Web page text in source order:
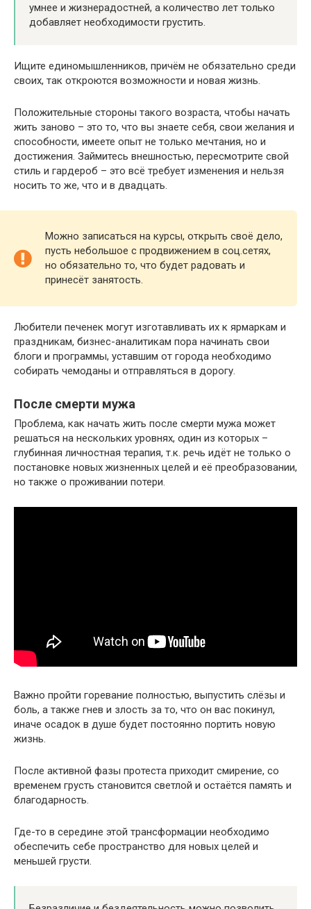
умнее и жизнерадостней, а количество лет только
добавляет необходимости грустить.
Ищите единомышленников, причём не обязательно среди
своих, так откроются возможности и новая жизнь.
Положительные стороны такого возраста, чтобы начать
жить заново – это то, что вы знаете себя, свои желания и
способности, имеете опыт не только мечтания, но и
достижения. Займитесь внешностью, пересмотрите свой
стиль и гардероб – это всё требует изменения и нельзя
носить то же, что и в двадцать.
Можно записаться на курсы, открыть своё дело,
пусть небольшое с продвижением в соц.сетях,
но обязательно то, что будет радовать и
принесёт занятость.
Любители печенек могут изготавливать их к ярмаркам и
праздникам, бизнес-аналитикам пора начинать свои
блоги и программы, уставшим от города необходимо
собирать чемоданы и отправляться в дорогу.
После смерти мужа
Проблема, как начать жить после смерти мужа может
решаться на нескольких уровнях, один из которых –
глубинная личностная терапия, т.к. речь идёт не только о
постановке новых жизненных целей и её преобразовании,
но также о проживании потери.
Важно пройти горевание полностью, выпустить слёзы и
боль, а также гнев и злость за то, что он вас покинул,
иначе осадок в душе будет постоянно портить новую
жизнь.
После активной фазы протеста приходит смирение, со
временем грусть становится светлой и остаётся память и
благодарность.
Где-то в середине этой трансформации необходимо
обеспечить себе пространство для новых целей и
меньшей грусти.